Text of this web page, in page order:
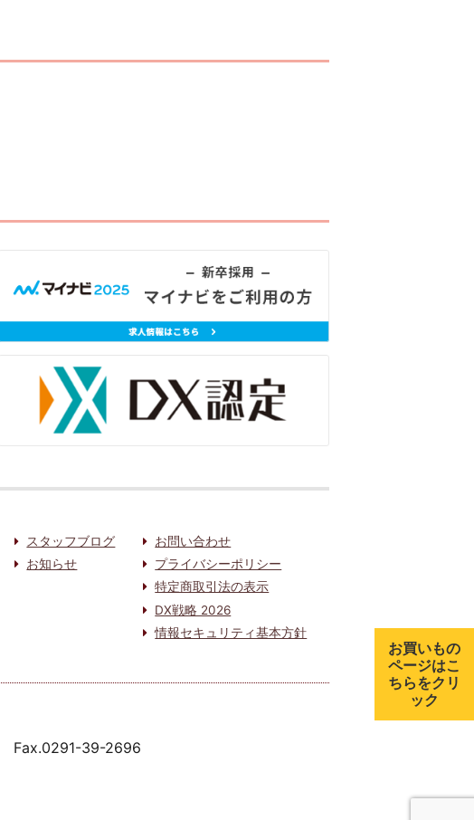
スタッフブログ
お知らせ
お問い合わせ
プライバシーポリシー
特定商取引法の表示
DX戦略 2026
情報セキュリティ基本方針
Fax.0291-39-2696
お買いもの
ページはこ
ちらをクリ
ック